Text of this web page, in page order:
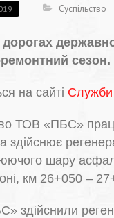
Суспільство
сезон.
на сайті Служби
ТОВ «ПБС»
здійснює
шару
км 26+050 –
здійснили